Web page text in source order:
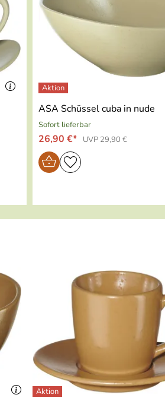
ASA Schüssel cuba in nude
Sofort lieferbar
26,90 €* UVP 29,90 €